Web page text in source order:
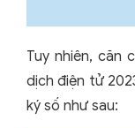
Tuy nhiên, căn
dịch điện tử
ký số như sau: